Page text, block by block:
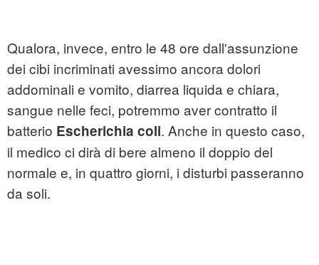
Qualora, invece, entro le 48 ore dall'assunzione
dei cibi incriminati avessimo ancora dolori
addominali e vomito, diarrea liquida e chiara,
sangue nelle feci, potremmo aver contratto il
batterio Escherichia coli. Anche in questo caso,
il medico ci dirà di bere almeno il doppio del
normale e, in quattro giorni, i disturbi passeranno
da soli.